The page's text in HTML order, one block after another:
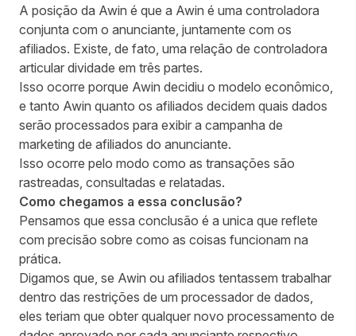
A posição da Awin é que a Awin é uma controladora
conjunta com o anunciante, juntamente com os
afiliados. Existe, de fato, uma relação de controladora
articular dividade em três partes.
Isso ocorre porque Awin decidiu o modelo econômico,
e tanto Awin quanto os afiliados decidem quais dados
serão processados ​​para exibir a campanha de
marketing de afiliados do anunciante.
Isso ocorre pelo modo como as transações são
rastreadas, consultadas e relatadas.
Como chegamos a essa conclusão?
Pensamos que essa conclusão é a unica que reflete
com precisão sobre como as coisas funcionam na
prática.
Digamos que, se Awin ou afiliados tentassem trabalhar
dentro das restrições de um processador de dados,
eles teriam que obter qualquer novo processamento de